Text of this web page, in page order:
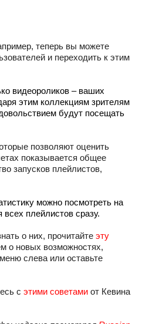
теперь вы можете
и переходить к этим
видеороликов – ваших
этим коллекциям зрителям
будут посещать
позволяют оценить
показывается общее
запусков плейлистов,
можно посмотреть на
плейлистов сразу.
о них, прочитайте эту
о новых возможностях,
слева или оставьте
с этими советами от Кевина